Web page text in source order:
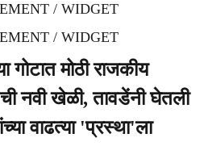
/ WIDGET
/ WIDGET
मोठी राजकीय
नवी खेळी, तावडेंनी घेतली
वाढत्या 'प्रस्था'ला